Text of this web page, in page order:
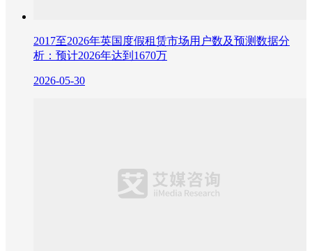
2017至2026年英国度假租赁市场用户数及预测数据分
析：预计2026年达到1670万
2026-05-30